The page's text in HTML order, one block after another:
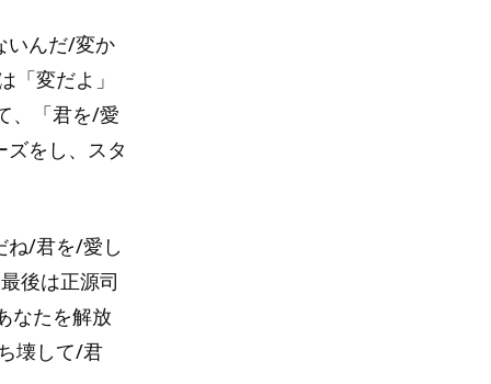
いんだ/変か
変だよ」
、「君を/愛
をし、スタ
ね/君を/愛し
後は正源司
なたを解放
壊して/君